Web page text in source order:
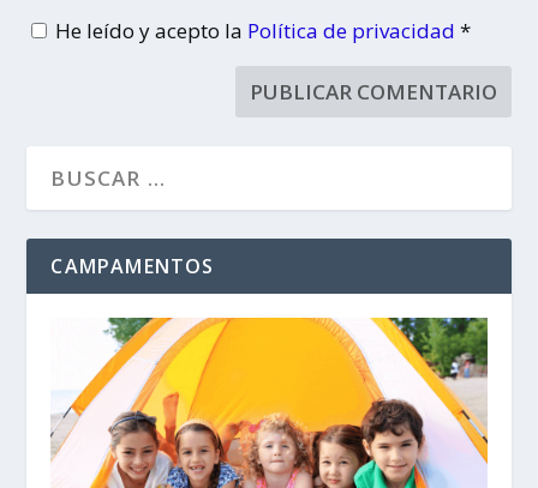
He leído y acepto la Política de privacidad*
CAMPAMENTOS